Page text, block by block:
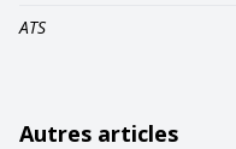
ATS
Autres articles